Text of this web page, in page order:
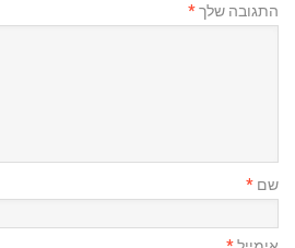
התגובה שלך*
שם *